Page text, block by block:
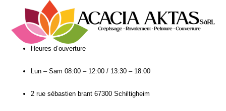
Heures d’ouverture​
Lun – Sam 08:00 – 12:00 / 13:30 – 18:00
2 rue sébastien brant 67300 Schiltigheim